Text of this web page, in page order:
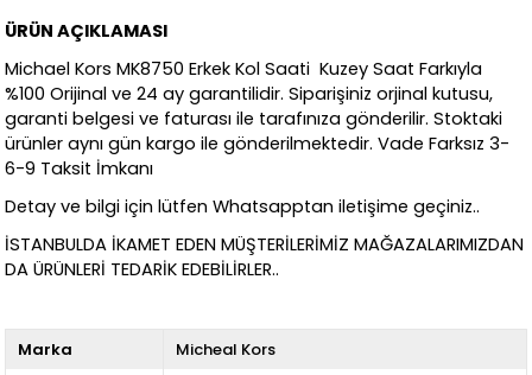
ÜRÜN AÇIKLAMASI
Michael Kors MK8750 Erkek Kol Saati Kuzey Saat Farkıyla
%100 Orijinal ve 24 ay garantilidir. Siparişiniz orjinal kutusu,
garanti belgesi ve faturası ile tarafınıza gönderilir. Stoktaki
ürünler aynı gün kargo ile gönderilmektedir. Vade Farksız 3-
6-9 Taksit İmkanı
Detay ve bilgi için lütfen Whatsapptan iletişime geçiniz..
İSTANBULDA İKAMET EDEN MÜŞTERİLERİMİZ MAĞAZALARIMIZDAN
DA ÜRÜNLERİ TEDARİK EDEBİLİRLER..
Marka
Micheal Kors